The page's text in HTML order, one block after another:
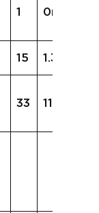
1 0mg
15 1.3g
33 11.8g